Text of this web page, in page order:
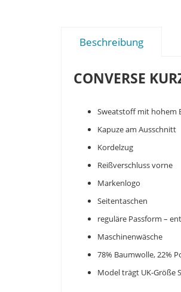
Beschreibung
CONVERSE
Sweatstoff mit hohem
Kapuze am Ausschnitt
Kordelzug
Reißverschluss vorne
Markenlogo
Seitentaschen
reguläre Passform –
Maschinenwäsche
78% Baumwolle, 22%
Model trägt UK-Größe